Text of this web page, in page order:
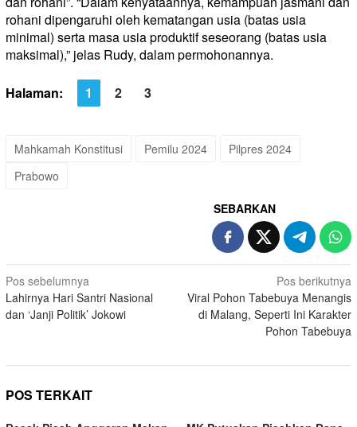
rohani dipengaruhi oleh kematangan usia (batas usia
minimal) serta masa usia produktif seseorang (batas usia
maksimal),” jelas Rudy, dalam permohonannya.
Halaman: 1 2 3
Mahkamah Konstitusi Pemilu 2024
Pilpres 2024
Prabowo
SEBARKAN
Navigasi
pos
Pos sebelumnya
Lahirnya Hari Santri Nasional
dan ‘Janji Politik’ Jokowi
Pos berikutnya
Viral Pohon Tabebuya Menangis
di Malang, Seperti Ini Karakter
Pohon Tabebuya
POS TERKAIT